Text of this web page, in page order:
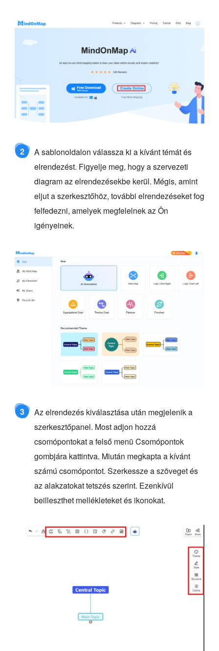
2
A sablonoldalon válassza ki a kívánt témát és
elrendezést. Figyelje meg, hogy a szervezeti
diagram az elrendezésekbe kerül. Mégis, amint
eljut a szerkesztőhöz, további elrendezéseket fog
felfedezni, amelyek megfelelnek az Ön
igényeinek.
3
Az elrendezés kiválasztása után megjelenik a
szerkesztőpanel. Most adjon hozzá
csomópontokat a felső menü Csomópontok
gombjára kattintva. Miután megkapta a kívánt
számú csomópontot. Szerkessze a szöveget és
az alakzatokat tetszés szerint. Ezenkívül
beilleszthet mellékleteket és ikonokat.